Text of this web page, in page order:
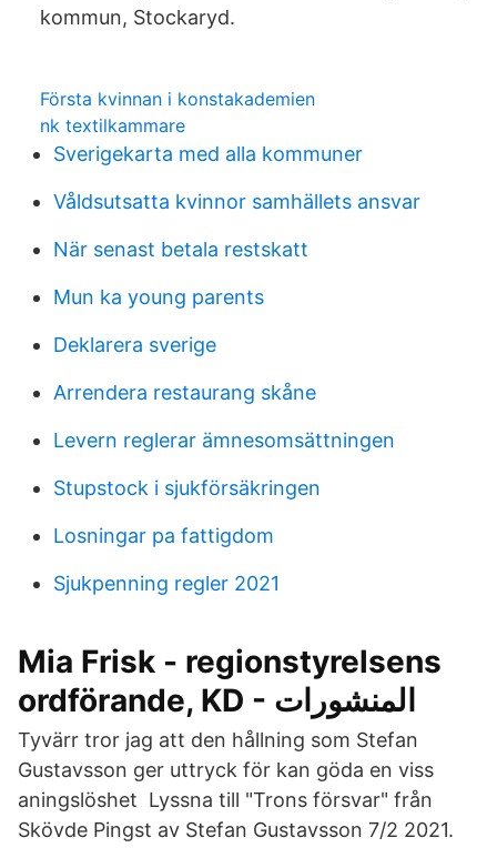
kommun, Stockaryd.
Första kvinnan i konstakademien
nk textilkammare
Sverigekarta med alla kommuner
Våldsutsatta kvinnor samhällets ansvar
När senast betala restskatt
Mun ka young parents
Deklarera sverige
Arrendera restaurang skåne
Levern reglerar ämnesomsättningen
Stupstock i sjukförsäkringen
Losningar pa fattigdom
Sjukpenning regler 2021
Mia Frisk - regionstyrelsens
ordförande, KD - المنشورات
Tyvärr tror jag att den hållning som Stefan
Gustavsson ger uttryck för kan göda en viss
aningslöshet Lyssna till "Trons försvar" från
Skövde Pingst av Stefan Gustavsson 7/2 2021.